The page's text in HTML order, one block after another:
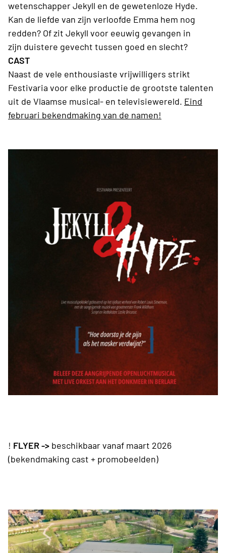
wetenschapper Jekyll en de gewetenloze Hyde.
Kan de liefde van zijn verloofde Emma hem nog
redden? Of zit Jekyll voor eeuwig gevangen in
zijn duistere gevecht tussen goed en slecht?
CAST
Naast de vele enthousiaste vrijwilligers strikt
Festivaria voor elke productie de grootste talenten
uit de Vlaamse musical- en televisiewereld. Eind
februari bekendmaking van de namen!
! FLYER -> beschikbaar vanaf maart 2026
(bekendmaking cast + promobeelden)